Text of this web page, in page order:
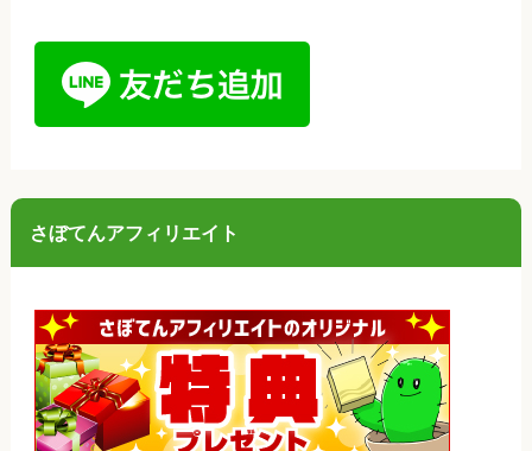
さぼてんアフィリエイト